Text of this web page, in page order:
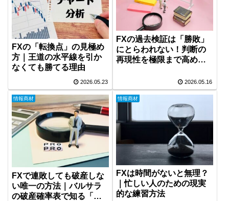
FXの「転換点」の見極め
方｜王道の水平線を引か
なくても勝てる理由
2026.05.23
FXの過去検証は「勝敗」
にとらわれない！判断の
再現性を極限まで高める
2026.05.16
情報商材
FXで連敗しても破産しな
い唯一の方法｜バルサラ
の破産確率表で知る「手
情報商材
FXは時間がないと無理？
｜忙しい人のための現実
的な練習方法